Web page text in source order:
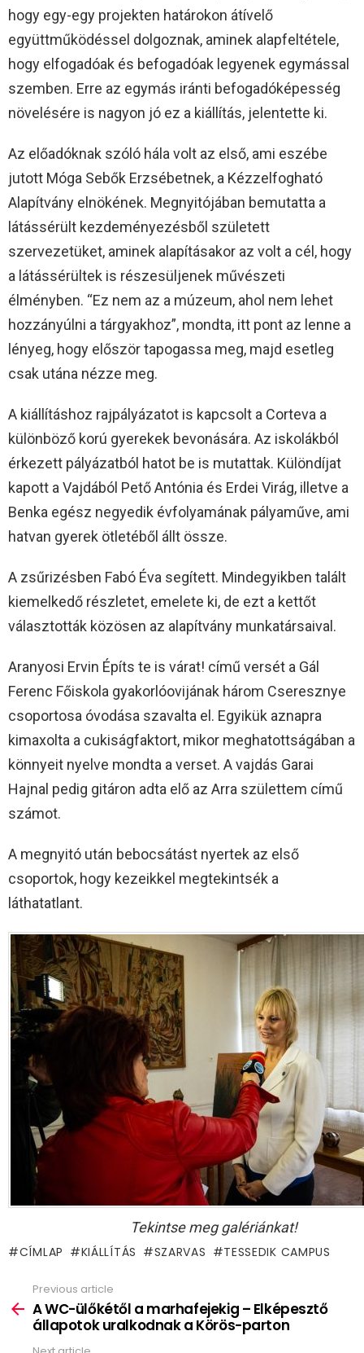
hogy egy-egy projekten határokon átívelő
együttműködéssel dolgoznak, aminek alapfeltétele,
hogy elfogadóak és befogadóak legyenek egymással
szemben. Erre az egymás iránti befogadóképesség
növelésére is nagyon jó ez a kiállítás, jelentette ki.
Az előadóknak szóló hála volt az első, ami eszébe
jutott Móga Sebők Erzsébetnek, a Kézzelfogható
Alapítvány elnökének. Megnyitójában bemutatta a
látássérült kezdeményezésből született
szervezetüket, aminek alapításakor az volt a cél, hogy
a látássérültek is részesüljenek művészeti
élményben. “Ez nem az a múzeum, ahol nem lehet
hozzányúlni a tárgyakhoz”, mondta, itt pont az lenne a
lényeg, hogy először tapogassa meg, majd esetleg
csak utána nézze meg.
A kiállításhoz rajpályázatot is kapcsolt a Corteva a
különböző korú gyerekek bevonására. Az iskolákból
érkezett pályázatból hatot be is mutattak. Különdíjat
kapott a Vajdából Pető Antónia és Erdei Virág, illetve a
Benka egész negyedik évfolyamának pályaműve, ami
hatvan gyerek ötletéből állt össze.
A zsűrizésben Fabó Éva segített. Mindegyikben talált
kiemelkedő részletet, emelete ki, de ezt a kettőt
választották közösen az alapítvány munkatársaival.
Aranyosi Ervin Építs te is várat! című versét a Gál
Ferenc Főiskola gyakorlóovijának három Cseresznye
csoportosa óvodása szavalta el. Egyikük aznapra
kimaxolta a cukiságfaktort, mikor meghatottságában a
könnyeit nyelve mondta a verset. A vajdás Garai
Hajnal pedig gitáron adta elő az Arra születtem című
számot.
A megnyitó után bebocsátást nyertek az első
csoportok, hogy kezeikkel megtekintsék a
láthatatlant.
Tekintse meg galériánkat!
CÍMLAP KIÁLLÍTÁS SZARVAS TESSEDIK CAMPUS
more
Previous article
A WC-ülőkétől a marhafejekig – Elképesztő
állapotok uralkodnak a Körös-parton